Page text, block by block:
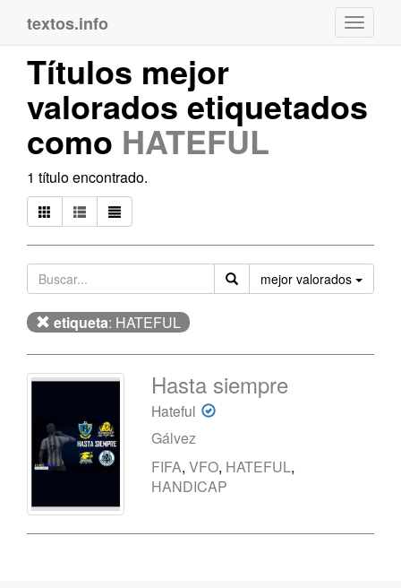
textos.info
Títulos mejor
valorados etiquetados
como HATEFUL
1 título encontrado.
mejor valorados
etiqueta: HATEFUL
Hasta siempre
Hateful
Gálvez
FIFA,VFO, HATEFUL,
HANDICAP